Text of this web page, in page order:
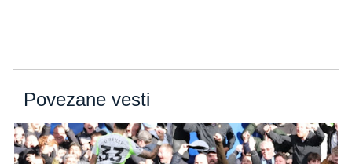
Povezane vesti